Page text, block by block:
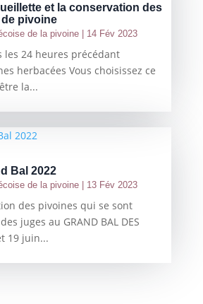
et la conservation des
pivoine
de la pivoine| 14 Fév 2023
les 24 heures précédant
herbacées Vous choisissez ce
la...
Bal 2022
de la pivoine| 13 Fév 2023
des pivoines qui se sont
juges au GRAND BAL DES
19 juin...